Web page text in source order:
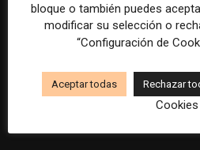
Radio Televisión Madrid
establece un sistema de
inteligencia artificial
bloque o también puedes
modificar su selección o
“Configuración de
Aceptar todas Rechazar
Cookies